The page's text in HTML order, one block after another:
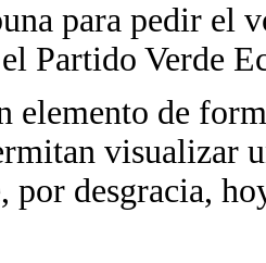
para pedir el
Partido Verde
elemento de
visualizar
por desgracia,